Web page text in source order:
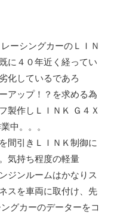
ーシングカーのＬＩＮ
に４０年近く経ってい
化しているであろ
アップ！？を求める為
製作しＬＩＮＫ Ｇ４Ｘ
中。。。
間引きＬＩＮＫ制御に
気持ち程度の軽量
ジンルームはかなりス
スを車両に取付け、先
グカーのデーターをコ